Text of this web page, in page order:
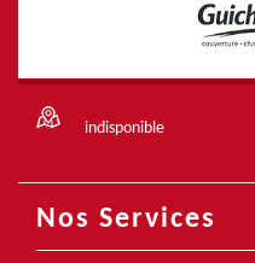
indisponible
Nos Services